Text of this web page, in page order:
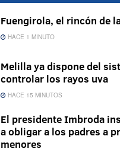
Fuengirola, el rincón de
HACE 1 MINUTO
Melilla ya dispone del
controlar los rayos uva
HACE 15 MINUTOS
El presidente Imbroda
a obligar a los padres a
menores